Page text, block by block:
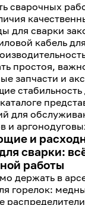
сварочных
для сварки
кабель
простоя,
запчасти и
стабильность
для
и
и
сварки:
работы
держать в
горелок: